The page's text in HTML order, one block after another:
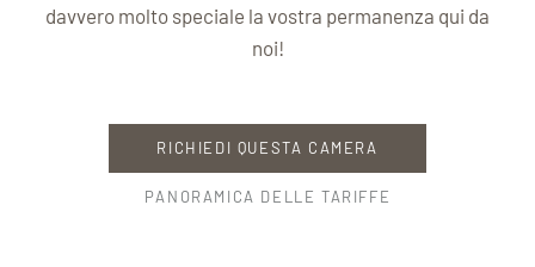
davvero molto speciale la vostra permanenza qui da
noi!
RICHIEDI QUESTA CAMERA
PANORAMICA DELLE TARIFFE